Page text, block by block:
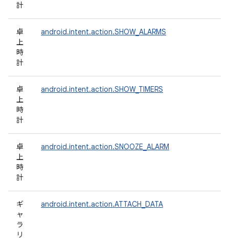
計
卓
上
時
計
android.intent.action.SHOW_ALARMS
卓
上
時
計
android.intent.action.SHOW_TIMERS
卓
上
時
計
android.intent.action.SNOOZE_ALARM
ギ
ャ
ラ
リ
android.intent.action.ATTACH_DATA